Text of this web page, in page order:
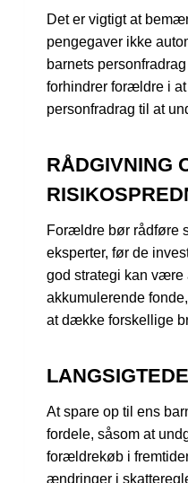
Det er vigtigt at
pengegaver ikke
barnets
forhindrer forældre i
personfradrag til at
RÅDGIVNING
Forældre bør rådføre
eksperter, før de
god strategi kan være
akkumulerende
at dække forskellige
At spare op til ens
fordele, såsom at
forældrekøb i
ændringer i